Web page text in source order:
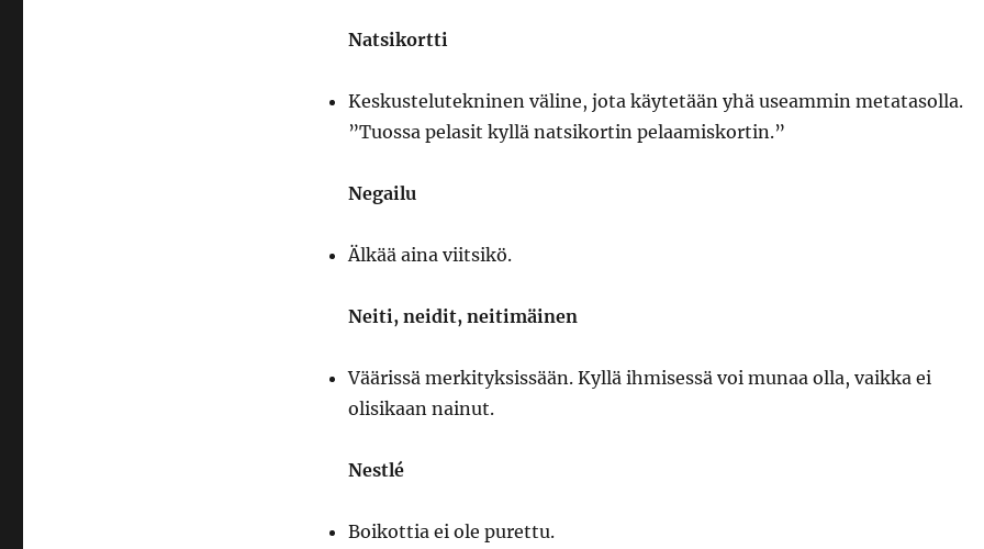
Natsikortti
Keskustelutekninen väline, jota käytetään yhä useammin metatasolla.
”Tuossa pelasit kyllä natsikortin pelaamiskortin.”
Negailu
Älkää aina viitsikö.
Neiti, neidit, neitimäinen
Väärissä merkityksissään. Kyllä ihmisessä voi munaa olla, vaikka ei
olisikaan nainut.
Nestlé
Boikottia ei ole purettu.